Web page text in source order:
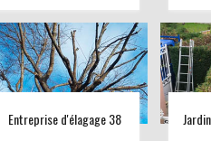
Entreprise d'élagage 38